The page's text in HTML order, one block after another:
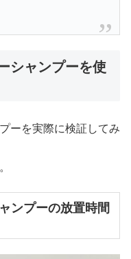
シャンプーを使
ーを実際に検証してみ
ンプーの放置時間